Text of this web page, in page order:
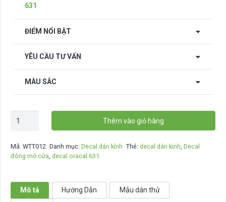
631
ĐIỂM NỔI BẬT
YÊU CẦU TƯ VẤN
MÀU SẮC
Decal
Business
hours
-
WTT012
Thêm vào giỏ hàng
Mã: WTT012 Danh mục:Decal dán kính Thẻ:decal dán kính ,Decal
đóng mở cửa decal oracal 631
Mô tả Hướng Dẫn Mẫu dán thử